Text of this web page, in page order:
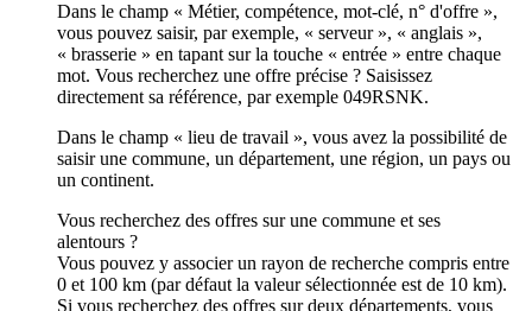
Dans le champ « Métier, compétence, mot-clé, n° d'offre »,
vous pouvez saisir, par exemple, « serveur », « anglais »,
« brasserie » en tapant sur la touche « entrée » entre chaque
mot. Vous recherchez une offre précise ? Saisissez
directement sa référence, par exemple 049RSNK.
Dans le champ « lieu de travail », vous avez la possibilité de
saisir une commune, un département, une région, un pays ou
un continent.
Vous recherchez des offres sur une commune et ses
alentours ?
Vous pouvez y associer un rayon de recherche compris entre
0 et 100 km (par défaut la valeur sélectionnée est de 10 km).
Si vous recherchez des offres sur deux départements, vous